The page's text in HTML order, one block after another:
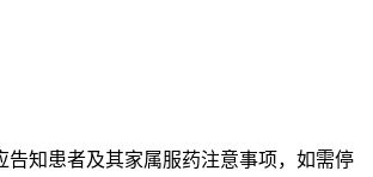
知患者及其家属服药注意事项，如需停